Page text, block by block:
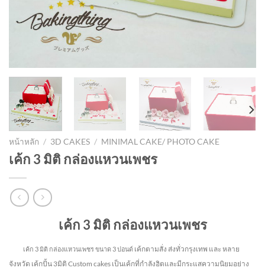
หน้าหลัก / 3D CAKES / MINIMAL CAKE/ PHOTO CAKE
เค้ก 3 มิติ กล่องแหวนเพชร
เค้ก 3 มิติ กล่องแหวนเพชร
เค้ก 3 มิติ กล่องแหวนเพชรขนาด 3 ปอนด์ เค้กตามสั่ง ส่งทั่วกรุงเทพ และ หลาย
จังหวัด เค้กปั้น 3มิติ Custom cakes เป็นเค้กที่กำลังฮิตและมีกระแสความนิยมอย่าง